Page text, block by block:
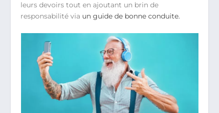
leurs devoirs tout en ajoutant un brin de
responsabilité via un guide de bonne conduite.